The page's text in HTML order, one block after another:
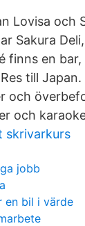
Lovisa och
Sakura
finns en
till
och
och
skrivarkurs
jobb
en bil i värde